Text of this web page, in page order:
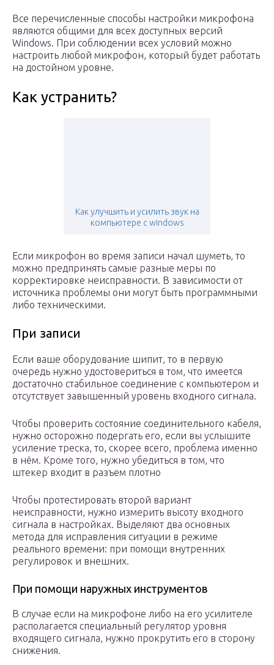
Все перечисленные способы настройки микрофона
являются общими для всех доступных версий
Windows. При соблюдении всех условий можно
настроить любой микрофон, который будет работать
на достойном уровне.
Как устранить?
Как улучшить и усилить звук на
компьютере с windows
Если микрофон во время записи начал шуметь, то
можно предпринять самые разные меры по
корректировке неисправности. В зависимости от
источника проблемы они могут быть программными
либо техническими.
При записи
Если ваше оборудование шипит, то в первую
очередь нужно удостовериться в том, что имеется
достаточно стабильное соединение с компьютером и
отсутствует завышенный уровень входного сигнала.
Чтобы проверить состояние соединительного кабеля,
нужно осторожно подергать его, если вы услышите
усиление треска, то, скорее всего, проблема именно
в нём. Кроме того, нужно убедиться в том, что
штекер входит в разъем плотно
Чтобы протестировать второй вариант
неисправности, нужно измерить высоту входного
сигнала в настройках. Выделяют два основных
метода для исправления ситуации в режиме
реального времени: при помощи внутренних
регулировок и внешних.
При помощи наружных инструментов
В случае если на микрофоне либо на его усилителе
располагается специальный регулятор уровня
входящего сигнала, нужно прокрутить его в сторону
снижения.